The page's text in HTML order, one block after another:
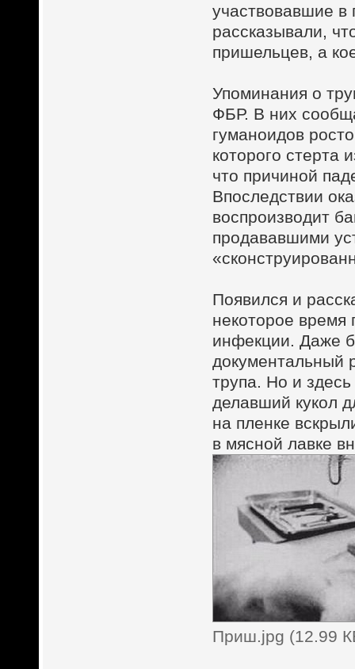
участвовавшие
рассказывали,
пришельцев, а
Упоминания о
ФБР. В них
гуманоидов
которого стерта
что причиной
Впоследствии
воспроизводит
продававшими
Появился и
некоторое время
инфекции. Даже
документальный
трупа. Но и
делавший кукол
на пленке
в мясной лавке
Приш.jpg (12.99